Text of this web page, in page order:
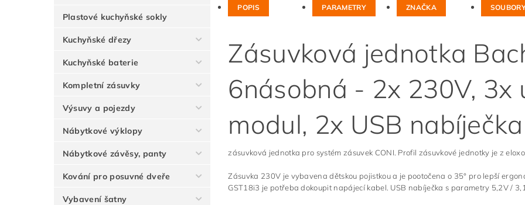
Plastové kuchyňské sokly
Kuchyňské dřezy
Kuchyňské baterie
Kompletní zásuvky
Výsuvy a pojezdy
Nábytkové výklopy
Nábytkové závěsy, panty
Kování pro posuvné dveře
Vybavení šatny
POPIS PARAMETRY ZNAČKA
Zásuvková jednotka
6násobná - 2x 230V, 3x
modul, 2x USB
zásuvková jednotka pro systém zásuvek CONI. Profil zásuvkové jednotky je z
Zásuvka 230V je vybavena dětskou pojistkou a je pootočena o 35° pro lepší
GST18i3 je potřeba dokoupit napájecí kabel. USB nabíječka s parametry 5,2V /